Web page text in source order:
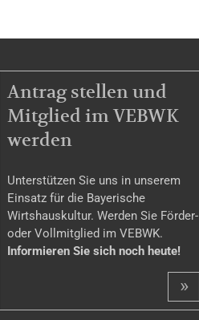
MITGLIEDSCHAFT
Antrag stellen und
Mitglied im VEBWK
werden
Unterstützen Sie uns in unserem
Einsatz für die Bayerische
Wirtshauskultur. Werden Sie Förder-
oder Vollmitglied im VEBWK.
Informieren Sie sich noch heute!
»